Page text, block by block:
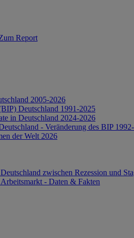
Report
2005-2026
Deutschland 1991-2025
in Deutschland 2024-2026
- Veränderung des BIP
der Welt 2026
zwischen Rezession und
- Daten & Fakten